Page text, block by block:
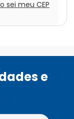
sei meu CEP
e